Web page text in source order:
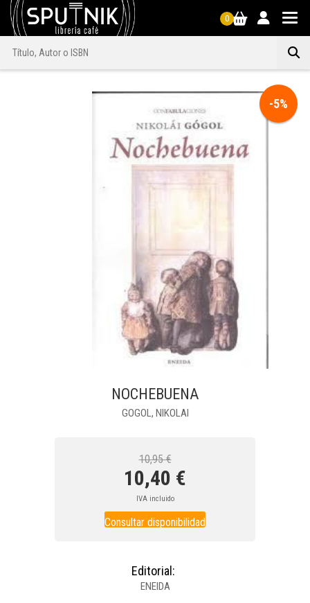
0
-5%
NOCHEBUENA
GOGOL, NIKOLAI
10,95 €
10,40 €
IVA incluido
Consultar disponibilidad
Editorial:
ENEIDA